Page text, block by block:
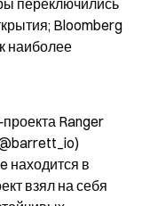
переключились
Bloomberg
наиболее
Ranger
находится в
взял на себя